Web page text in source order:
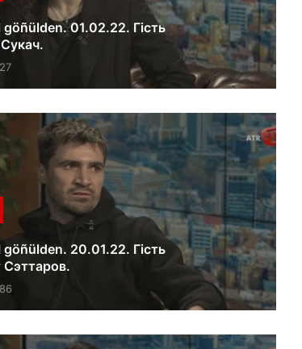
göñülden. 01.02.22. Гість
Сукач.
göñülden. 20.01.22. Гість
Сэттаров.